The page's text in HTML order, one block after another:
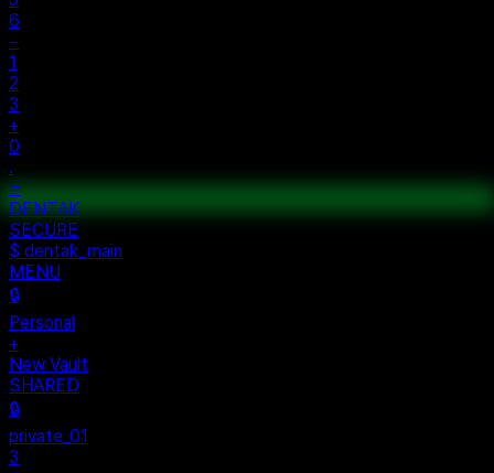
6
−
1
2
3
+
0
.
=
$ auth...
$ vault --ok
DENTAK
ACCESS OK
DENTAK
SECURE
$ dentak_main
MENU
🔒
Personal
+
New Vault